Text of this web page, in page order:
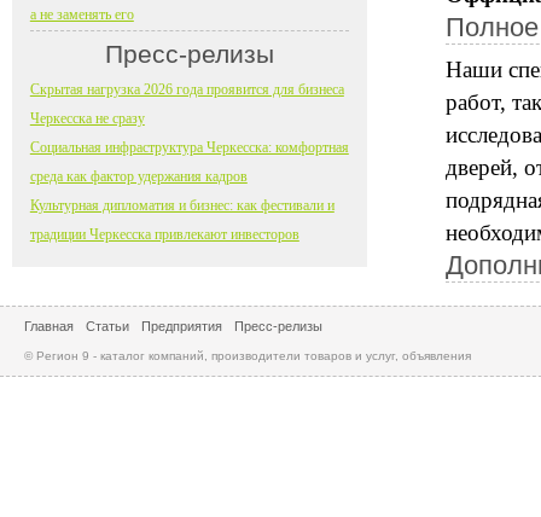
Наши
работ,
дверей,
а не заменять его
Пресс-релизы
Скрытая нагрузка 2026 года проявится для бизнеса
Черкесска не сразу
Социальная инфраструктура Черкесска: комфортная
среда как фактор удержания кадров
Культурная дипломатия и бизнес: как фестивали и
традиции Черкесска привлекают инвесторов
Главная Статьи Предприятия Пресс-релизы
© Регион 9 - каталог компаний, производители товаров и услуг, объявления